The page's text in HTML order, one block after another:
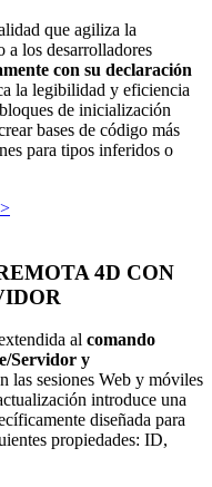
que agiliza la
a los desarrolladores
con su declaración
la legibilidad y eficiencia
de inicialización
bases de código más
para tipos inferidos o
4D CON
al comando
Servidor y
las sesiones Web y móviles
introduce una
diseñada para
propiedades: ID,